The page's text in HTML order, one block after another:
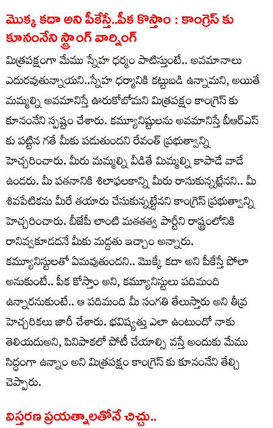
మొక్క కదా అని పీకేస్తే..పీక కొస్తాం : కాంగ్రెస్ కు
కూనంనేని స్ట్రాంగ్ వార్నింగ్
మిత్రపక్షంగా మేము స్నేహ ధర్మం పాటిస్తుంటే.. అవమానాలు
ఎదురవుతున్నాయని..స్నేహ ధర్మానికి కట్టుబడి ఉన్నామని, అయితే
మమ్మల్ని అవమానిస్తే ఊరుకోబోమని మిత్రపక్షం కాంగ్రెస్ కు
కూనంనేని స్పష్టం చేశారు. కమ్యూనిష్టులను అవమానిస్తే బీఆర్ఎస్
కు పట్టిన గతే మీకు పడుతుందని రేవంత్ ప్రభుత్వాన్ని
హెచ్చరించారు. మీరు మమ్మల్ని వీడితే మిమ్మల్ని కాపాడే వాడే
ఉండరు. మీ పతనానికి శిలాఫలకాన్ని మీరు రాసుకున్నట్లేనని.. మీ
శివపేటికను మీరే తయారు చేసుకున్నట్టేనని కాంగ్రెస్ ప్రభుత్వాన్ని
హెచ్చరించారు. బీజేపీ లాంటి మతతత్వ పార్టీని రాష్ట్రంలోనికి
రానివ్వకూడదనే మీకు మద్దతు ఇచ్చాం అన్నారు.
కమ్యూనిస్టులతో ఏమవుతుందని.. మొక్కే కదా అని పీకేస్తే పోలా
అనుకుంటే.. పీక కోస్తాం అని, కమ్యూనిస్టులు పదిమంది
ఉన్నారనుకుంటే.. ఆ పదిమంది మీ సంగతి తేలుస్తారు అని తీవ్ర
హెచ్చరికలు జారీ చేశారు. భవిష్యత్తు ఎలా ఉంటుందో నాకు
తెలియదుఅని, పినిపాకలో పోటీ చేయాల్సి వస్తే అందుకు మేము
సిద్ధంగా ఉన్నాం అని మిత్రపక్షం కాంగ్రెస్ కు కూనంనేని తేల్చి
చెప్పారు.
విస్తరణ ప్రయత్నాలతోనే చిచ్చు..